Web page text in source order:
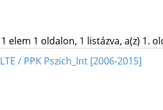
elem 1 oldalon, 1 listázva, a(z) 1.
/ PPK Pszich_Int [2006-2015]